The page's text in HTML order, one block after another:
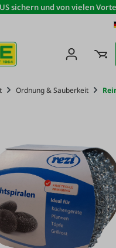
sichern und von vielen
Ordnung & Sauberkeit